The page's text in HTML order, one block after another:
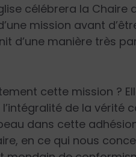
célébrera la
mission avant
d’une manière très
cette mission ?
de la vérité
dans cette
en ce qui nous